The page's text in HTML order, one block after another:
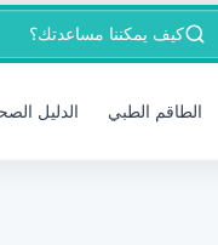
كيف يمكننا مساعدتك؟
الطاقم الطبي الدليل